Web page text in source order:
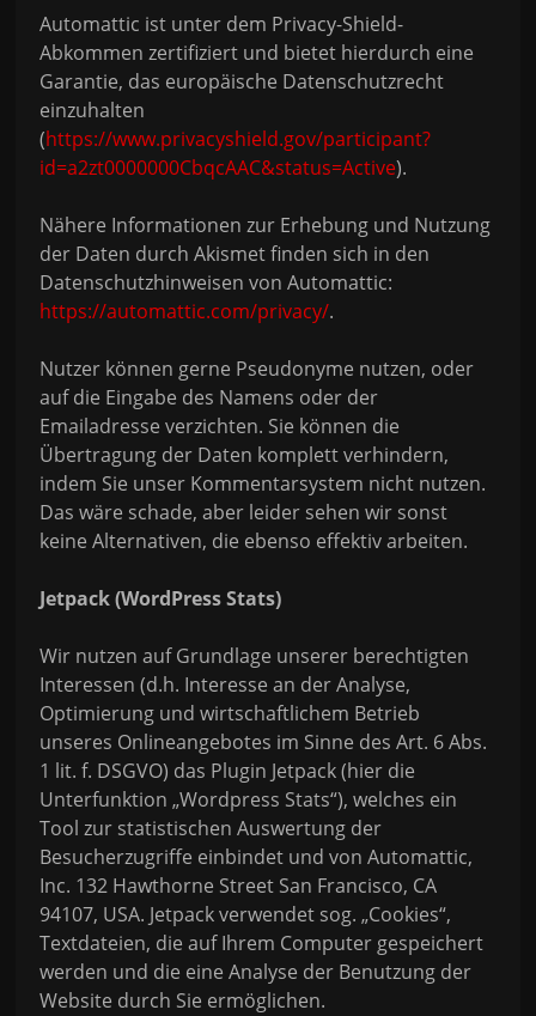
Automattic ist unter dem Privacy-Shield-
Abkommen zertifiziert und bietet hierdurch eine
Garantie, das europäische Datenschutzrecht
einzuhalten
(https://www.privacyshield.gov/participant?
id=a2zt0000000CbqcAAC&status=Active).
Nähere Informationen zur Erhebung und Nutzung
der Daten durch Akismet finden sich in den
Datenschutzhinweisen von Automattic:
https://automattic.com/privacy/.
Nutzer können gerne Pseudonyme nutzen, oder
auf die Eingabe des Namens oder der
Emailadresse verzichten. Sie können die
Übertragung der Daten komplett verhindern,
indem Sie unser Kommentarsystem nicht nutzen.
Das wäre schade, aber leider sehen wir sonst
keine Alternativen, die ebenso effektiv arbeiten.
Jetpack (WordPress Stats)
Wir nutzen auf Grundlage unserer berechtigten
Interessen (d.h. Interesse an der Analyse,
Optimierung und wirtschaftlichem Betrieb
unseres Onlineangebotes im Sinne des Art. 6 Abs.
1 lit. f. DSGVO) das Plugin Jetpack (hier die
Unterfunktion „Wordpress Stats“), welches ein
Tool zur statistischen Auswertung der
Besucherzugriffe einbindet und von Automattic,
Inc. 132 Hawthorne Street San Francisco, CA
94107, USA. Jetpack verwendet sog. „Cookies“,
Textdateien, die auf Ihrem Computer gespeichert
werden und die eine Analyse der Benutzung der
Website durch Sie ermöglichen.